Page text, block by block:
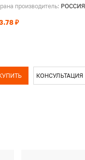
производитель: РОССИЯ
₽
КОНСУЛЬТАЦИЯ